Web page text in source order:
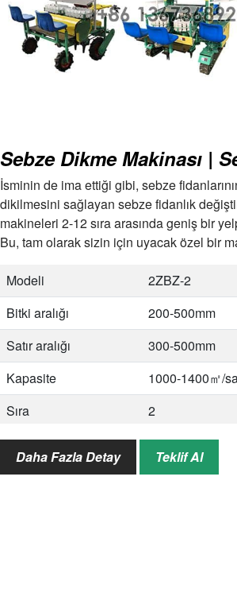
İsminin de ima ettiği gibi, sebze
dikilmesini sağlayan sebze fidanlık
makineleri 2-12 sıra arasında geniş bir
Bu, tam olarak sizin için uyacak özel bir
Modeli
2ZBZ-2
Bitki aralığı
200-500mm
Satır aralığı
300-500mm
Kapasite
1000-1400㎡/
Sıra
2
Güç
4.05kW
Modeli
2ZBZ-4
Daha Fazla Detay Teklif Al